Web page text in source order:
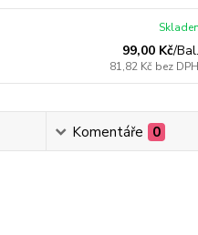
99,00 Kč/Bal.
81,82 Kč bez DPH
Komentáře 0